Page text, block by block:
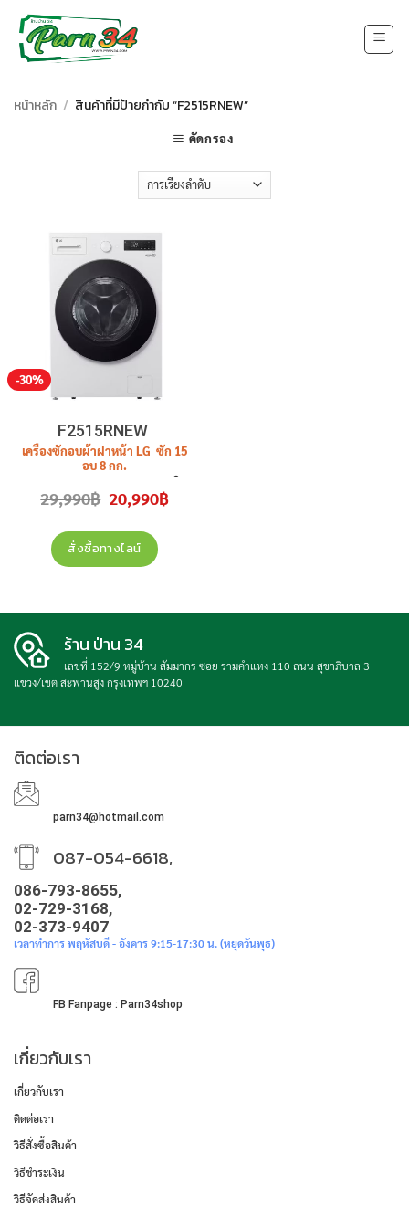
content
หน้าหลัก / สินค้าที่มีป้ายกำกับ “F2515RNEW”
คัดกรอง
-30%
F2515RNEW
เครื่องซักอบผ้าฝาหน้า LG ซัก 15
อบ 8 กก.
เวอร์เตอร์ ( สีขาว ) ราคา 20,990
29,990฿ Original
price
29,990฿.
20,990฿Current
price
สั่งซื้อทางไลน์
ร้าน ป่าน 34
เลขที่ 152/9 หมู่บ้าน สัมมากร ซอย รามคำแหง 110 ถนน สุขาภิบาล 3
แขวง/เขต สะพานสูง กรุงเทพฯ 10240
ติดต่อเรา
parn34@hotmail.com
087-054-6618,
086-793-8655,
02-729-3168,
02-373-9407
เวลาทำการ พฤหัสบดี - อังคาร 9:15-17:30 น. (หยุดวันพุธ)
FB Fanpage : Parn34shop
เกี่ยวกับเรา
เกี่ยวกับเรา
ติดต่อเรา
วิธีสั่งซื้อสินค้า
วิธีชำระเงิน
วิธีจัดส่งสินค้า